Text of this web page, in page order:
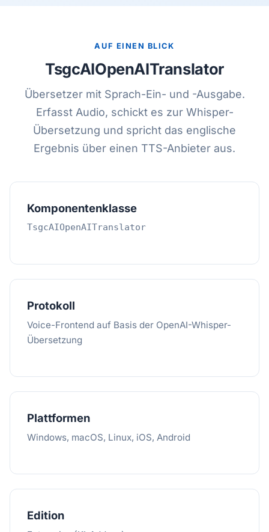
AUF EINEN BLICK
TsgcAIOpenAITranslator
Übersetzer mit Sprach-Ein- und -Ausgabe.
Erfasst Audio, schickt es zur Whisper-
Übersetzung und spricht das englische
Ergebnis über einen TTS-Anbieter aus.
Komponentenklasse
TsgcAIOpenAITranslator
Protokoll
Voice-Frontend auf Basis der OpenAI-Whisper-
Übersetzung
Plattformen
Windows, macOS, Linux, iOS, Android
Edition